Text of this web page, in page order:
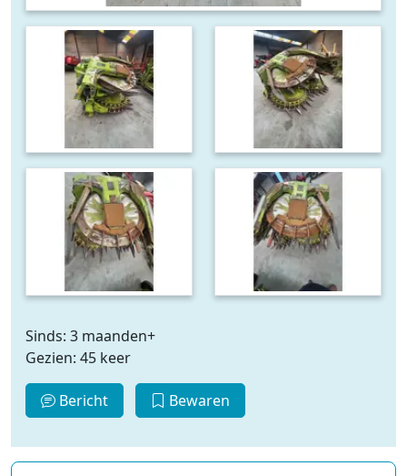
Sinds: 3 maanden+
Gezien: 45 keer
Bericht Bewaren